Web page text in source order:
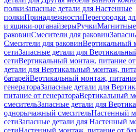
полкиЗапасные детали для Настенные
полкиПринадлежностиПерегородки
и ящики-органайзерыРучки
раковинСмесители для раковин
Смесители для раковинВертикальный
сетиЗапасные детали для
сетиВертикальный монтаж, питание от
детали для Вертикальный монтаж,
батарейВертикальный монтаж,
генератораЗапасные детали для
питание от генератораВертикальный
смесительЗапасные детали для
однорычажный смесительНастенный
сетиЗапасные детали для Настенный
сетиНастенный монтаж, питание от